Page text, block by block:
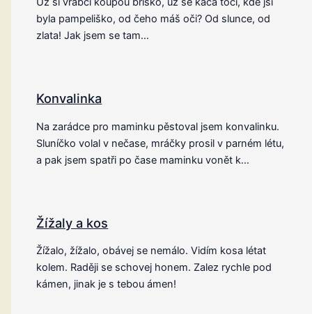
byla pampeliško, od čeho máš oči? Od slunce, od
zlata! Jak jsem se tam…
Konvalinka
Na zarádce pro maminku pěstoval jsem konvalinku.
Sluníčko volal v nečase, mráčky prosil v parném létu,
a pak jsem spatři po čase maminku vonět k…
Žížaly a kos
Žížalo, žížalo, obávej se nemálo. Vidím kosa létat
kolem. Raději se schovej honem. Zalez rychle pod
kámen, jinak je s tebou ámen!